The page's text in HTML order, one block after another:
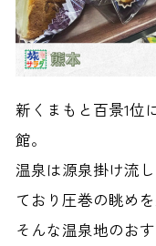
新くまもと百景1位
館。
温泉は源泉掛け流し
ており圧巻の眺め
そんな温泉地のお